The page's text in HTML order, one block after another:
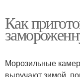
Как
Морозильные